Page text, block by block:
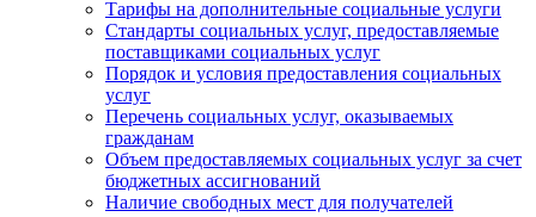
Тарифы на дополнительные социальные услуги
Стандарты социальных услуг, предоставляемые
поставщиками социальных услуг
Порядок и условия предоставления социальных
услуг
Перечень социальных услуг, оказываемых
гражданам
Объем предоставляемых социальных услуг за счет
бюджетных ассигнований
Наличие свободных мест для получателей